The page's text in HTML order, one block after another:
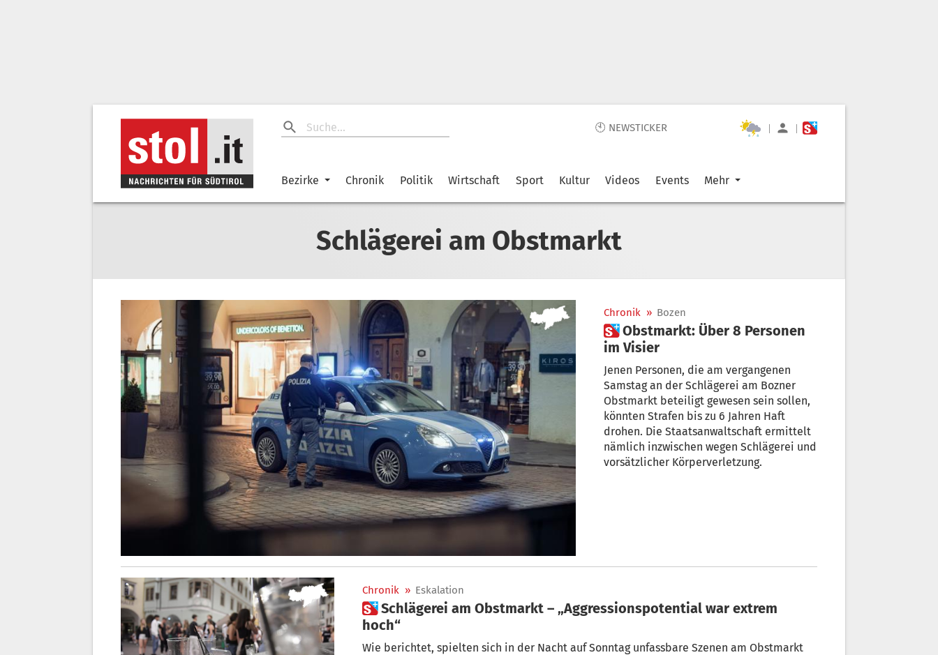
🕙 NEWSTICKER | |
Bezirke Chronik Politik Wirtschaft Sport Kultur Videos Events Mehr
Schlägerei am Obstmarkt
Chronik » Bozen
 Obstmarkt: Über 8 Personen
im Visier
Jenen Personen, die am vergangenen
Samstag an der Schlägerei am Bozner
Obstmarkt beteiligt gewesen sein sollen,
könnten Strafen bis zu 6 Jahren Haft
drohen. Die Staatsanwaltschaft ermittelt
nämlich inzwischen wegen Schlägerei und
vorsätzlicher Körperverletzung.
Chronik » Eskalation
 Schlägerei am Obstmarkt – „Aggressionspotential war extrem
hoch“
Wie berichtet, spielten sich in der Nacht auf Sonntag unfassbare Szenen am Obstmarkt